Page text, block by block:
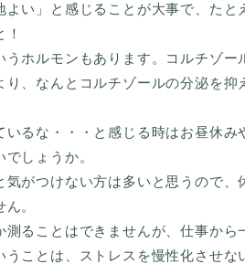
い」と感じることが大事で、たと
ホルモンもあります。コルチゾ
、なんとコルチゾールの分泌を抑
るな・・・と感じる時はお昼休み
しょうか。
がつけない方は多いと思うので、
。
ることはできませんが、仕事から
ことは、ストレスを慢性化させな